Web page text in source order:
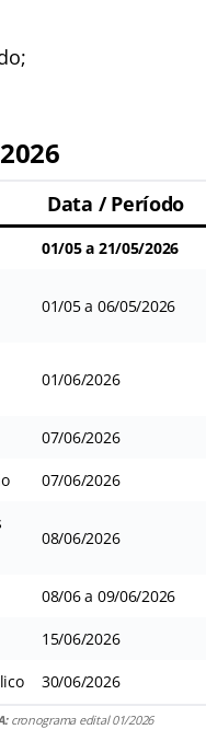
Data / Período
01/05 a 21/05/2026
01/05 a 06/05/2026
01/06/2026
07/06/2026
07/06/2026
08/06/2026
08/06 a 09/06/2026
15/06/2026
30/06/2026
cronograma edital 01/2026